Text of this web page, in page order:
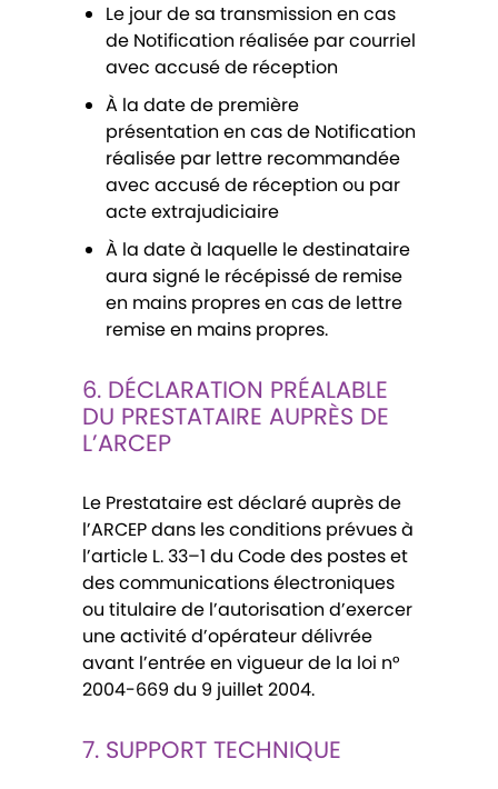
Le jour de sa transmission en cas
de Notification réalisée par courriel
avec accusé de réception
À la date de première
présentation en cas de Notification
réalisée par lettre recommandée
avec accusé de réception ou par
acte extrajudiciaire
À la date à laquelle le destinataire
aura signé le récépissé de remise
en mains propres en cas de lettre
remise en mains propres.
6. DÉCLARATION PRÉALABLE
DU PRESTATAIRE AUPRÈS DE
L’ARCEP
Le Prestataire est déclaré auprès de
l’ARCEP dans les conditions prévues à
l’article L. 33–1 du Code des postes et
des communications électroniques
ou titulaire de l’autorisation d’exercer
une activité d’opérateur délivrée
avant l’entrée en vigueur de la loi n°
2004-669 du 9 juillet 2004.
7. SUPPORT TECHNIQUE